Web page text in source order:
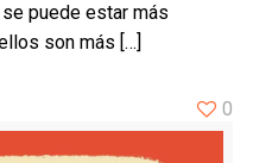
puede estar más
son más […]
0